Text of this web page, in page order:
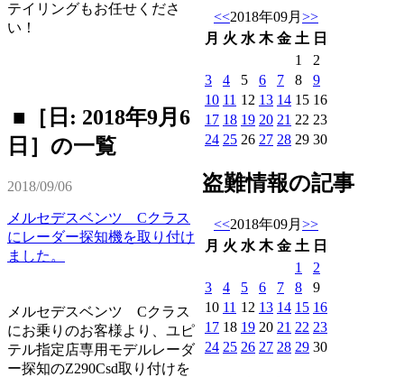
テイリングもお任せくださ
い！
■［日: 2018年9月6
日］の一覧
2018/09/06
メルセデスベンツ Cクラス
にレーダー探知機を取り付け
ました。
メルセデスベンツ Cクラス
にお乗りのお客様より、ユピ
テル指定店専用モデルレーダ
ー探知のZ290Csd取り付けを
<<2018年09月 >>
月 火 水 木 金 土 日
1
2
3
4 5 6 7 8
9
10 11 12 13 14 15 16
17 18 19 20 21 22 23
24 25 26 27 28 29 30
盗難情報の記事
<<2018年09月 >>
月 火 水 木 金 土 日
1
2
3
4 5 6 7 8
9
10 11 12 13 14 15 16
17 18 19 20 21 22 23
24 25 26 27 28 29 30